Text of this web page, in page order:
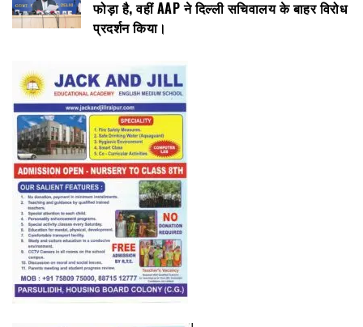
फोड़ा है, वहीं AAP ने दिल्ली सचिवालय के बाहर विरोध
प्रदर्शन किया।